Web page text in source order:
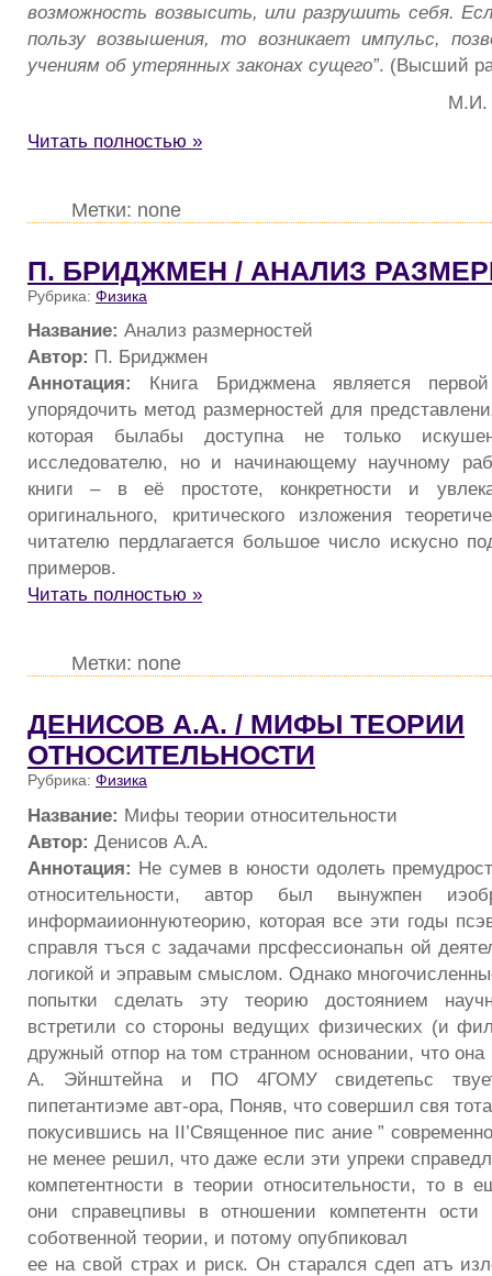
возможность возвысить, или разрушить себя.
пользу возвышения, то возникает импульс,
учениям об утерянных законах сущего”. (Высший
М.И.
Читать полностью »
Метки: none
П. БРИДЖМЕН / АНАЛИЗ
Рубрика: Физика
Название: Анализ размерностей
Автор: П. Бриджмен
Аннотация: Книга Бриджмена является
упорядочить метод размерностей для
которая былабы доступна не только
исследователю, но и начинающему научному
книги – в её простоте, конкретности и
оригинального, критического изложения
читателю пердлагается большое число искусно
примеров.
Читать полностью »
Метки: none
ДЕНИСОВ А.А. / МИФЫ ТЕОРИИ
ОТНОСИТЕЛЬНОСТИ
Рубрика: Физика
Название: Мифы теории относительности
Автор: Денисов А.А.
Аннотация: Не сумев в юности одолеть
относительности, автор был вынужпен
информаиионнуютеорию, которая все эти годы
справля тъся с задачами прсфессионапьн ой
логикой и эправым смыслом. Однако
попытки сделать эту теорию достоянием
встретили со стороны ведущих физических (и
дружный отпор на том странном основании, что она
А. Эйнштейна и ПО 4ГОМУ свидетепьс
пипетантиэме авт-ора, Поняв, что совершил свя
покусившись на II’Священное пис ание ”
не менее решил, что даже если эти упреки
компетентности в теории относительности, то в
они справецпивы в отношении компетентн ости
соботвенной теории, и потому опубпиковал
ее на свой страх и риск. Он старался сдеп атъ